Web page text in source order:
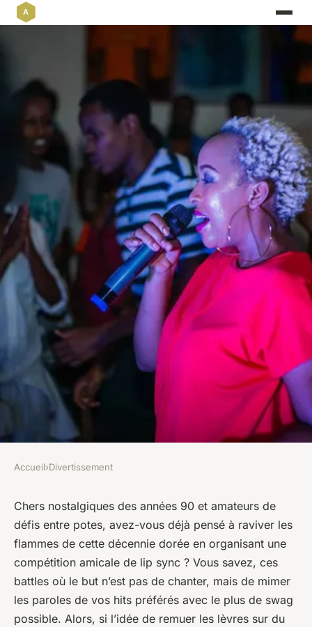
Comment organiser une
compétition amicale de lip
sync sur des chansons des
années 90 ?
30 décembre 2023
Accueil›Divertissement
Chers nostalgiques des années 90 et amateurs de
défis entre potes, avez-vous déjà pensé à raviver les
flammes de cette décennie dorée en organisant une
compétition amicale de lip sync ? Vous savez, ces
battles où le but n’est pas de chanter, mais de mimer
les paroles de vos hits préférés avec le plus de swag
possible. Alors, si l’idée de remuer les lèvres sur du